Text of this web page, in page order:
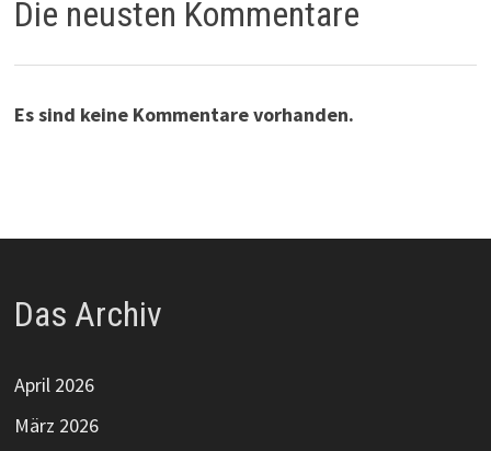
Die neusten Kommentare
Es sind keine Kommentare vorhanden.
Das Archiv
April 2026
März 2026